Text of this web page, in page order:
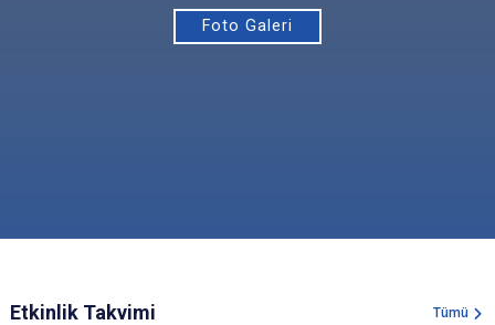
Foto Galeri
Etkinlik Takvimi Tümü